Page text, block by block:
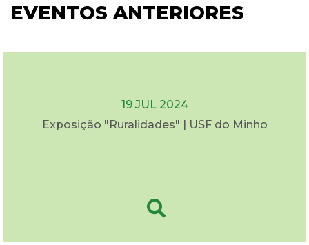
EVENTOS ANTERIORES
19 JUL 2024
Exposição "Ruralidades" | USF do Minho